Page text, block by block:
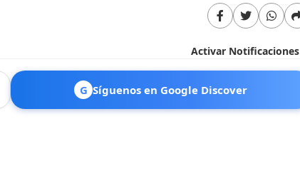
Activar Notificaciones
G Síguenos en Google Discover